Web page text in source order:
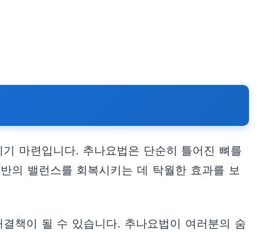
마련입니다. 추나요법은 단순히 틀어진 뼈를
의 밸런스를 회복시키는 데 탁월한 효과를 보
책이 될 수 있습니다. 추나요법이 여러분의 숨